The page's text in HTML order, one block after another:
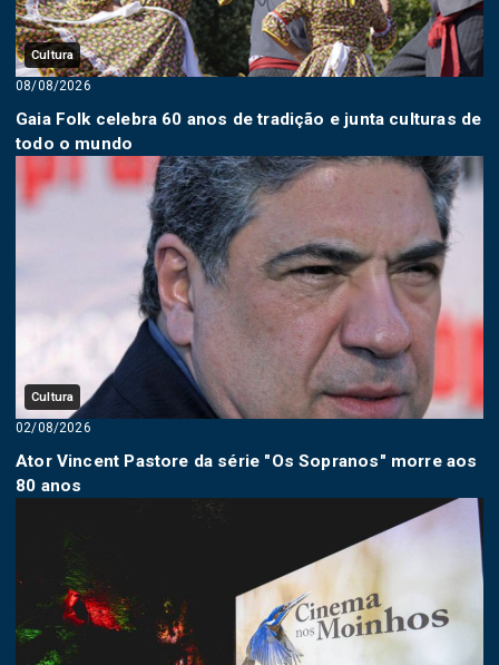
Cultura
08/08/2026
Gaia Folk celebra 60 anos de tradição e junta culturas de
todo o mundo
Cultura
02/08/2026
Ator Vincent Pastore da série "Os Sopranos" morre aos
80 anos